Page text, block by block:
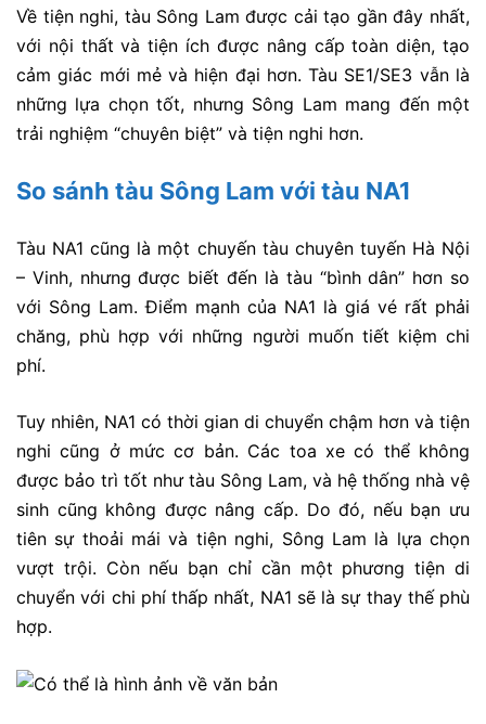
Về tiện nghi, tàu Sông Lam được cải tạo gần đây nhất,
với nội thất và tiện ích được nâng cấp toàn diện, tạo
cảm giác mới mẻ và hiện đại hơn. Tàu SE1/SE3 vẫn là
những lựa chọn tốt, nhưng Sông Lam mang đến một
trải nghiệm “chuyên biệt” và tiện nghi hơn.
So sánh tàu Sông Lam với tàu NA1
Tàu NA1 cũng là một chuyến tàu chuyên tuyến Hà Nội
– Vinh, nhưng được biết đến là tàu “bình dân” hơn so
với Sông Lam. Điểm mạnh của NA1 là giá vé rất phải
chăng, phù hợp với những người muốn tiết kiệm chi
phí.
Tuy nhiên, NA1 có thời gian di chuyển chậm hơn và tiện
nghi cũng ở mức cơ bản. Các toa xe có thể không
được bảo trì tốt như tàu Sông Lam, và hệ thống nhà vệ
sinh cũng không được nâng cấp. Do đó, nếu bạn ưu
tiên sự thoải mái và tiện nghi, Sông Lam là lựa chọn
vượt trội. Còn nếu bạn chỉ cần một phương tiện di
chuyển với chi phí thấp nhất, NA1 sẽ là sự thay thế phù
hợp.